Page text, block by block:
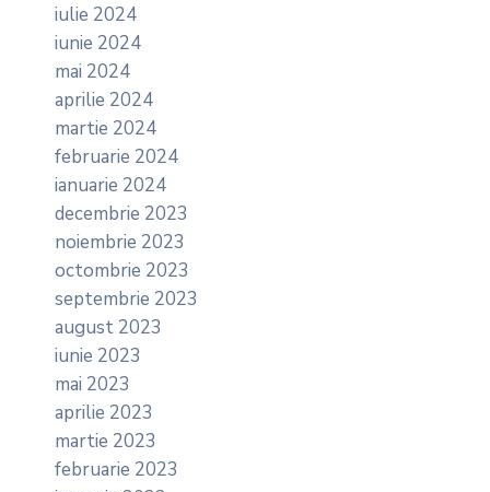
iulie 2024
iunie 2024
mai 2024
aprilie 2024
martie 2024
februarie 2024
ianuarie 2024
decembrie 2023
noiembrie 2023
octombrie 2023
septembrie 2023
august 2023
iunie 2023
mai 2023
aprilie 2023
martie 2023
februarie 2023